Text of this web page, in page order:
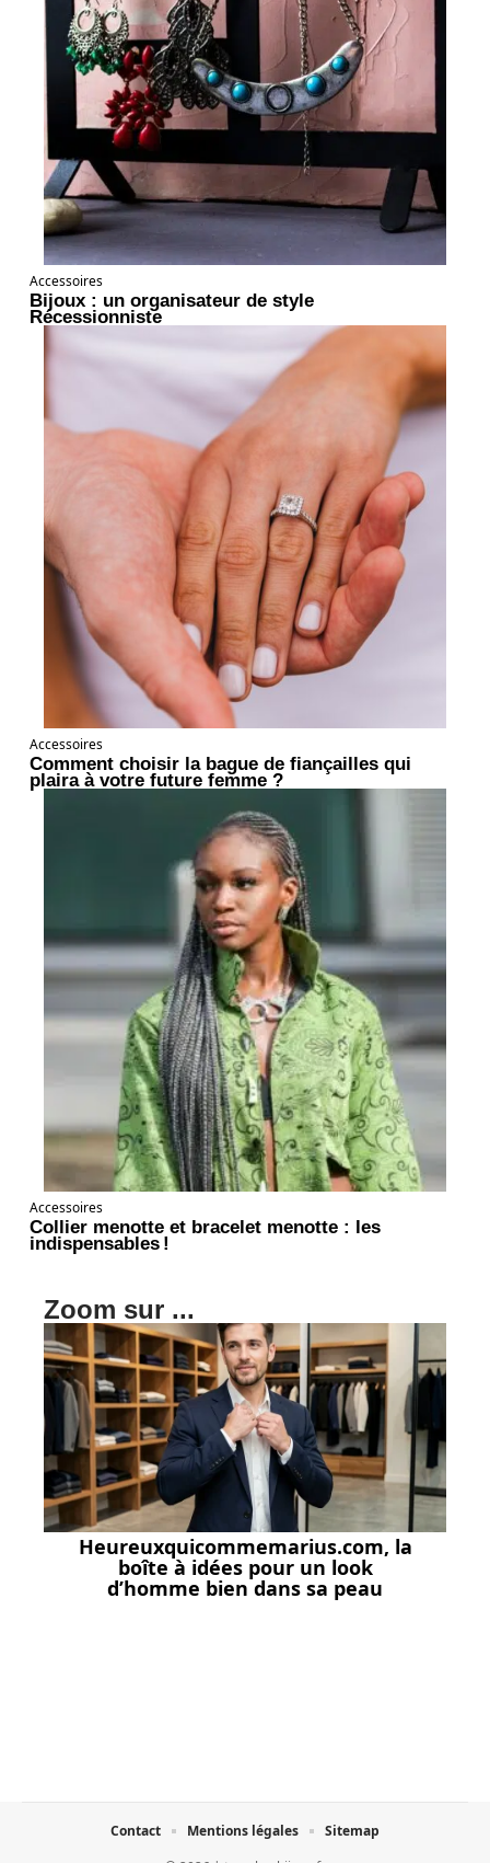
Accessoires
Bijoux : un organisateur de style
Récessionniste
Accessoires
Comment choisir la bague de fiançailles qui
plaira à votre future femme ?
Accessoires
Collier menotte et bracelet menotte : les
indispensables !
Zoom sur ...
Heureuxquicommemarius.com, la
boîte à idées pour un look
d’homme bien dans sa peau
Contact Mentions légales Sitemap